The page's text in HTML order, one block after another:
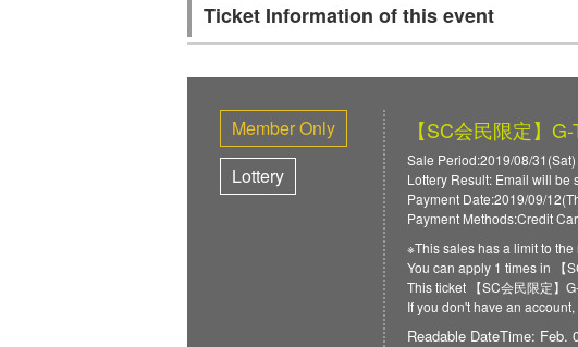
Ticket Information of this event
Member Only
Lottery
【SC会民限定】
Sale Period:2019/08/
Lottery Result: Email will be
Payment Date:2019/09/
Payment Methods:Credit
※This sales has a limit to
You can apply 1 times in 【
This ticket 【SC会民限定】
If you don't have an
Readable DateTime: Feb.